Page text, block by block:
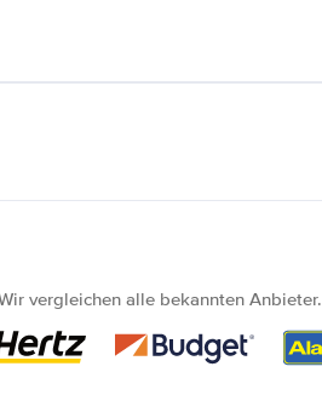
vergleichen alle bekannten Anbieter.